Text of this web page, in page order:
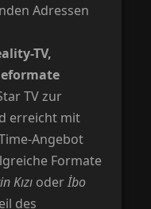
Adressen
TV,
TV zur
erreicht mit
Angebot
Formate
Kızı oderİbo
des